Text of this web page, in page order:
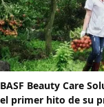
BASF Beauty Care
el primer hito de su